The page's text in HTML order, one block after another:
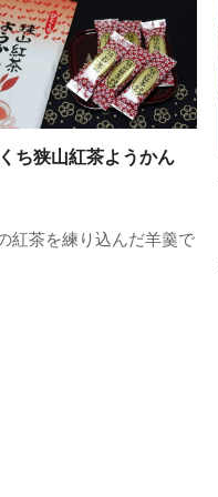
ち狭山紅茶ようかん
紅茶を練り込んだ羊羹で